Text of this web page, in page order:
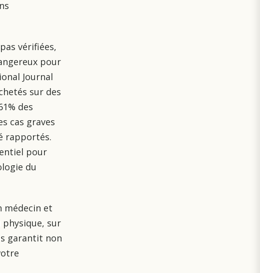
vérifiées,
pour
Journal
sur des
des
cas graves
rapportés.
pour
du
médecin et
sur
garantit non